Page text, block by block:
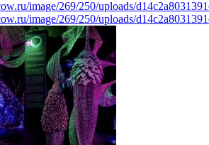
image/269/250/uploads/
image/269/250/uploads/